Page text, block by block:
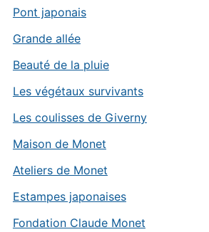
Pont japonais
Grande allée
Beauté de la pluie
Les végétaux survivants
Les coulisses de Giverny
Maison de Monet
Ateliers de Monet
Estampes japonaises
Fondation Claude Monet